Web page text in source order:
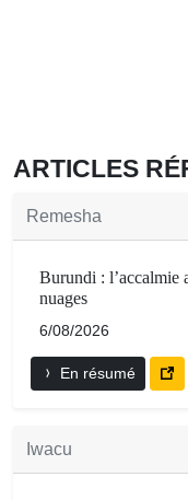
ARTICLES
Remesha
Burundi : l’accalmie
nuages
6/08/2026
En résumé
Iwacu